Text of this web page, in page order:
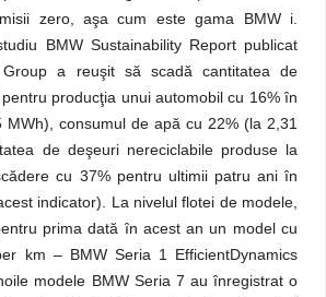
zero, aşa cum este gama BMW i.
BMW Sustainability Report publicat
a reuşit să scadă cantitatea de
producţia unui automobil cu 16% în
MWh), consumul de apă cu 22% (la 2,31
de deşeuri nereciclabile produse la
cu 37% pentru ultimii patru ani în
indicator). La nivelul flotei de modele,
prima dată în acest an un model cu
km – BMW Seria 1 EfficientDynamics
modele BMW Seria 7 au înregistrat o